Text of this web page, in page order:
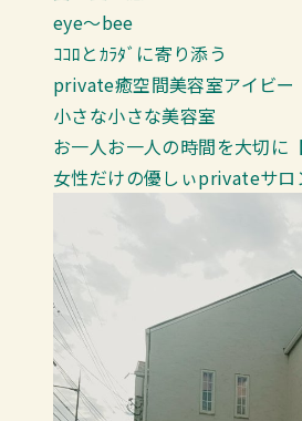
eye～bee
ｺｺﾛとｶﾗﾀﾞに寄り添う
private癒空間美容室アイビー
小さな小さな美容室
お一人お一人の時間を大切に
女性だけの優しぃprivateサ